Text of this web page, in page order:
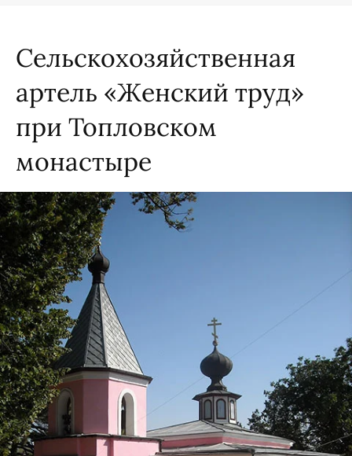
Сельскохозяйственная
артель «Женский труд»
при Топловском
монастыре